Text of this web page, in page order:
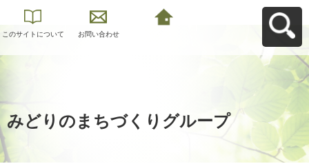
このサイトについて お問い合わせ
みどりのまちづくりグループ